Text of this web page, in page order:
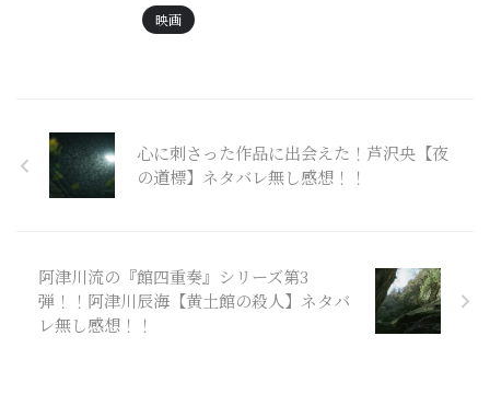
映画
心に刺さった作品に出会えた！芦沢央【夜
の道標】ネタバレ無し感想！！
阿津川流の『館四重奏』シリーズ第3
弾！！阿津川辰海【黄土館の殺人】ネタバ
レ無し感想！！